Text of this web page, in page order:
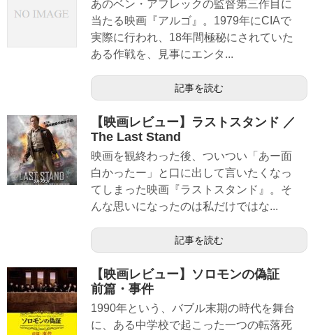
あのベン・アフレックの監督第三作目に
当たる映画『アルゴ』。1979年にCIAで
実際に行われ、18年間極秘にされていた
ある作戦を、見事にエンタ...
記事を読む
【映画レビュー】ラストスタンド ／
The Last Stand
映画を観終わった後、ついつい「あー面
白かったー」と口に出して言いたくなっ
てしまった映画『ラストスタンド』。そ
んな思いになったのは私だけではな...
記事を読む
【映画レビュー】ソロモンの偽証
前篇・事件
1990年という、バブル末期の時代を舞台
に、ある中学校で起こった一つの転落死